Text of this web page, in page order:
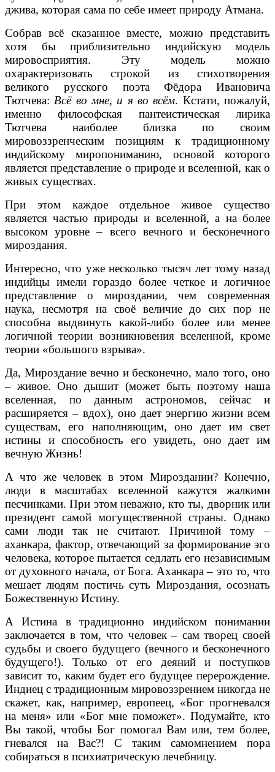
джива, которая сама по себе имеет природу Атмана.
Собрав всё сказанное вместе, можно представить
хотя бы приблизительно индийскую модель
мировосприятия. Эту модель можно
охарактеризовать строкой из стихотворения
великого русского поэта Фёдора Ивановича
Тютчева: Всё во мне, и я во всём. Кстати, пожалуй,
именно философская пантеистическая лирика
Тютчева наиболее близка по своим
мировоззренческим позициям к традиционному
индийскому миропониманию, основой которого
является представление о природе и вселенной, как о
живых существах.
При этом каждое отдельное живое существо
является частью природы и вселенной, а на более
высоком уровне – всего вечного и бесконечного
мироздания.
Интересно, что уже несколько тысяч лет тому назад
индийцы имели гораздо более четкое и логичное
представление о мироздании, чем современная
наука, несмотря на своё величие до сих пор не
способна выдвинуть какой-либо более или менее
логичной теории возникновения вселенной, кроме
теории «большого взрыва».
Да, Мироздание вечно и бесконечно, мало того, оно
– живое. Оно дышит (может быть поэтому наша
вселенная, по данным астрономов, сейчас и
расширяется – вдох), оно дает энергию жизни всем
существам, его наполняющим, оно дает им свет
истины и способность его увидеть, оно дает им
вечную Жизнь!
А что же человек в этом Мироздании? Конечно,
люди в масштабах вселенной кажутся жалкими
песчинками. При этом неважно, кто ты, дворник или
президент самой могущественной страны. Однако
сами люди так не считают. Причиной тому –
аханкара, фактор, отвечающий за формирование эго
человека, которое пытается седлать его независимым
от духовного начала, от Бога. Аханкара – это то, что
мешает людям постичь суть Мироздания, осознать
Божественную Истину.
А Истина в традиционно индийском понимании
заключается в том, что человек – сам творец своей
судьбы и своего будущего (вечного и бесконечного
будущего!). Только от его деяний и поступков
зависит то, каким будет его будущее перерождение.
Индиец с традиционным мировоззрением никогда не
скажет, как, например, европеец, «Бог прогневался
на меня» или «Бог мне поможет». Подумайте, кто
Вы такой, чтобы Бог помогал Вам или, тем более,
гневался на Вас?! С таким самомнением пора
собираться в психиатрическую лечебницу.